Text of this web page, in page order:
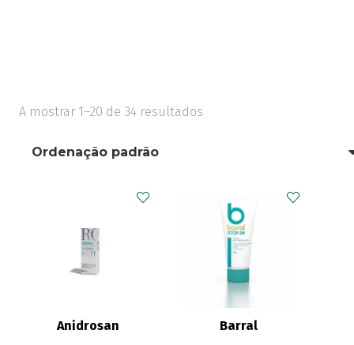
A mostrar 1–20 de 34 resultados
Anidrosan
Barral